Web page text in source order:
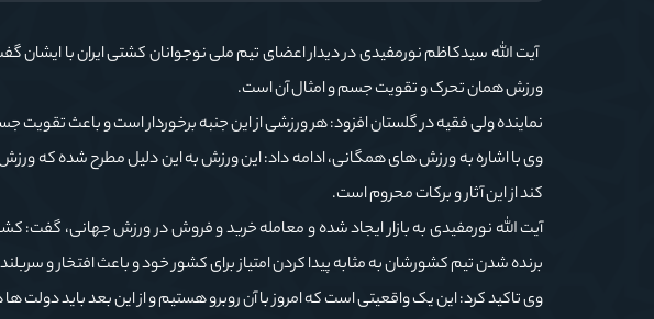
آیت الله سیدکاظم نورمفیدی در دیدار اعضای تیم ملی نوجوانان کشتی ایران با
ورزش همان تحرک و تقویت جسم و امثال آن است.
نماینده ولی فقیه در گلستان افزود: هر ورزشی از این جنبه برخوردار است و باعث
وی با اشاره به ورزش های همگانی، ادامه داد: این ورزش به این دلیل مطرح شده که
کند از این آثار و برکات محروم است.
آیت الله نورمفیدی به بازار ایجاد شده و معامله خرید و فروش در ورزش جهانی،
برنده شدن تیم کشورشان به مثابه پیدا کردن امتیاز برای کشور خود و باعث افتخار و
وی تاکید کرد: این یک واقعیتی است که امروز با آن روبرو هستیم و از این بعد باید دولت